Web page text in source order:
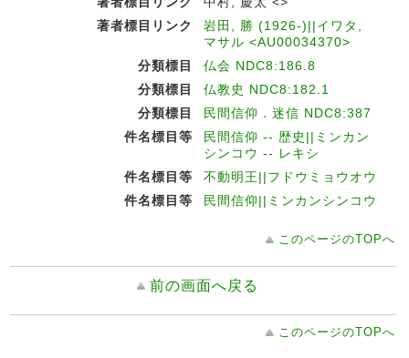
著者標目リンク
岩田, 勝 (1926-)||イワタ,
マサル <AU00034370>
分類標目
仏会 NDC8:186.8
分類標目
仏教史 NDC8:182.1
分類標目
民間信仰．迷信 NDC8:387
件名標目等
民間信仰 -- 歴史||ミンカン
シンコウ -- レキシ
件名標目等
不動明王||フドウミョウオウ
件名標目等
民間信仰||ミンカンシンコウ
このページのTOPへ
前の画面へ戻る
このページのTOPへ